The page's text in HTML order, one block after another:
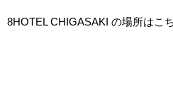
8HOTEL CHIGASAKI の場所はこち